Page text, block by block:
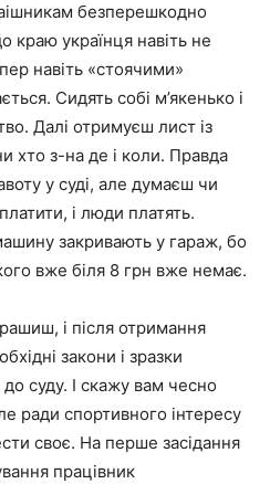
безперешкодно
краю українця навіть не
навіть «стоячими»
Сидять собі м’якенько і
Далі отримуєш лист із
хто з-на де і коли. Правда
у суді, але думаєш чи
і люди платять.
закривають у гараж, бо
вже біля 8 грн вже немає.
і після отримання
закони і зразки
суду. І скажу вам чесно
ради спортивного інтересу
своє. На перше засідання
працівник